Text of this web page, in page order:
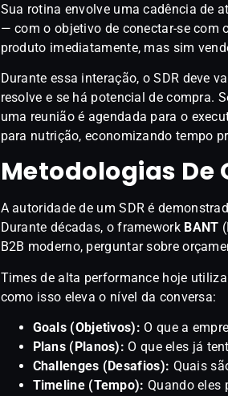
Sua rotina envolve uma cadência de
— com o objetivo de conectar-se com
produto imediatamente, mas sim
Durante essa interação, o SDR deve
resolve e se há potencial de compra.
uma reunião é agendada para o
para nutrição, economizando tempo
Metodologias De
A autoridade de um SDR é
Durante décadas, o framework BANT
B2B moderno, perguntar sobre
Times de alta performance hoje
como isso eleva o nível da conversa:
Goals (Objetivos): O que a
Plans (Planos): O que eles já
Challenges (Desafios): Quais
Timeline (Tempo): Quando eles